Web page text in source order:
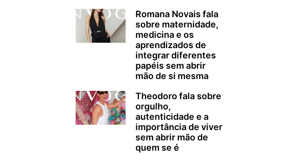
Romana Novais fala
sobre maternidade,
medicina e os
aprendizados de
integrar diferentes
papéis sem abrir
mão de si mesma
Theodoro fala sobre
orgulho,
autenticidade e a
importância de viver
sem abrir mão de
quem se é